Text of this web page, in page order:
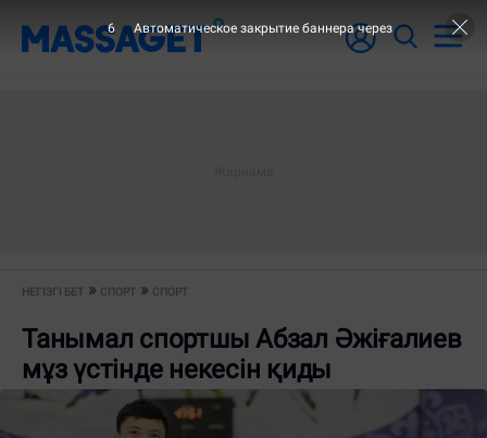
НЕГІЗГІ БЕТ СПОРТ СПОРТ
Танымал спортшы Абзал Әжіғалиев
мұз үстінде некесін қиды
6 Автоматическое закрытие баннера через